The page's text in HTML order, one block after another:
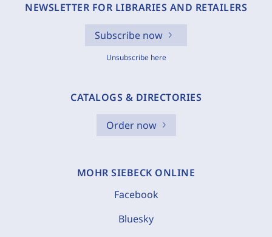
NEWSLETTER FOR LIBRARIES AND RETAILERS
Subscribe now
Unsubscribe here
CATALOGS & DIRECTORIES
Order now
MOHR SIEBECK ONLINE
Facebook
Bluesky